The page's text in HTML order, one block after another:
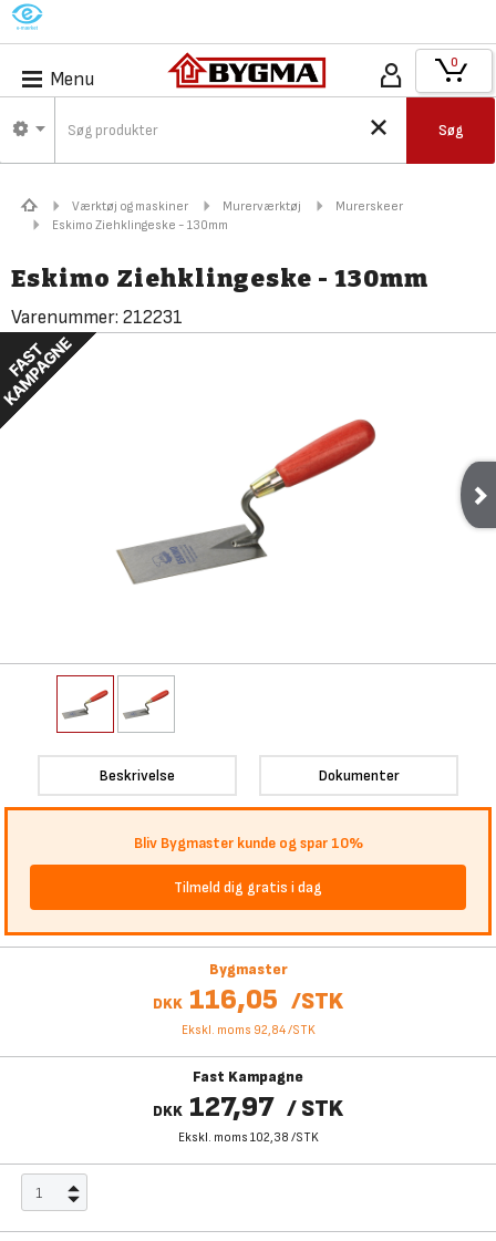
M
Menu
Søg
0
Værktøj og maskiner Murerværktøj
Murerskeer
Eskimo Ziehklingeske - 130mm
Eskimo Ziehklingeske - 130mm
Varenummer: 212231
Beskrivelse Dokumenter
Bliv Bygmaster kunde og spar 10%
Tilmeld dig gratis i dag
Bygmaster
DKK 116,05 /STK
Ekskl. moms 92,84/STK
Fast Kampagne
DKK 127,97 /STK
Ekskl. moms 102,38 /STK